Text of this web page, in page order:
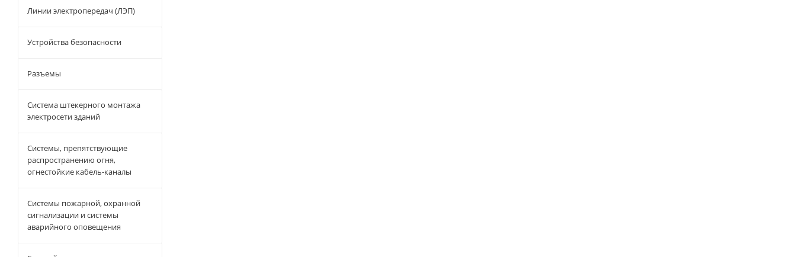
Линии электропередач (ЛЭП)
Устройства безопасности
Разъемы
Система штекерного монтажа
электросети зданий
Системы, препятствующие
распространению огня,
огнестойкие кабель-каналы
Системы пожарной, охранной
сигнализации и системы
аварийного оповещения